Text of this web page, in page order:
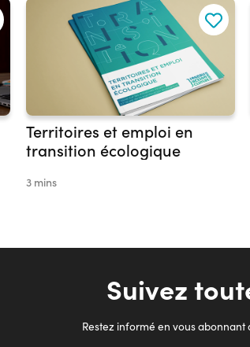
Territoires et emploi en
transition écologique
3 mins
Suivez
Restez informé en vous abonnant